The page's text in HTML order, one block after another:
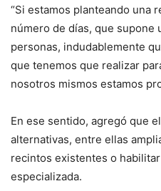
“Si estamos planteando una
número de días, que supone
personas, indudablemente
que tenemos que realizar
nosotros mismos estamos
En ese sentido, agregó que
alternativas, entre ellas
recintos existentes o
especializada.